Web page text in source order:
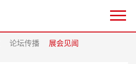
论坛传播 展会见闻